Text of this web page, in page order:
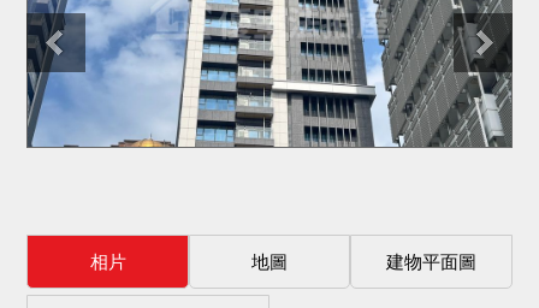
相片 地圖 建物平面圖